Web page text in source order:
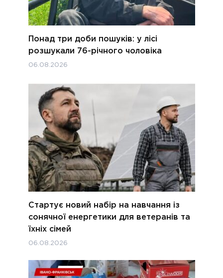
Понад три доби пошуків: у лісі
розшукали 76-річного чоловіка
06.08.2026
Стартує новий набір на навчання із
сонячної енергетики для ветеранів та
їхніх сімей
06.08.2026